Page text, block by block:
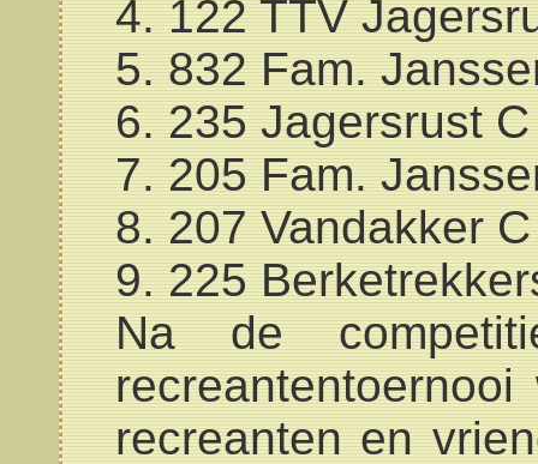
4. 122 TTV
5. 832 Fam.
6. 235 Jagersrust C
7. 205 Fam.
8. 207 Vandakker C
9. 225
Na de
recreanten en